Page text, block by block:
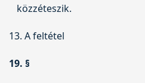
közzéteszik.
13. A feltétel
19. §